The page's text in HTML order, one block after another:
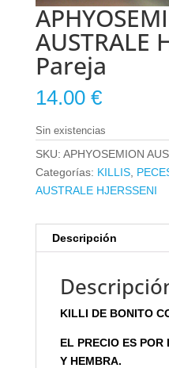
AUSTRALE
Pareja
14.00 €
Sin existencias
SKU: APHYOSEMION
Categorías: KILLIS,
AUSTRALE HJERSSENI
Descripción
KILLI DE BONITO
EL PRECIO ES POR
Y HEMBRA.